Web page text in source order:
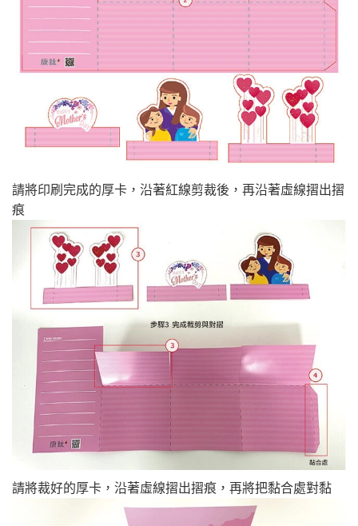
請將印刷完成的厚卡，沿著紅線剪裁後，再沿著虛線摺出摺
痕
請將裁好的厚卡，沿著虛線摺出摺痕，再將把黏合處對黏